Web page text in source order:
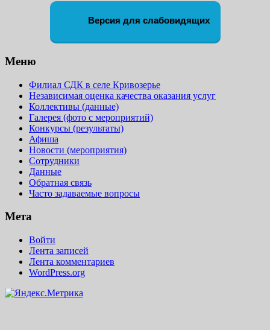
Версия для слабовидящих
Меню
Филиал СДК в селе Кривозерье
Независимая оценка качества оказания услуг
Коллективы (данные)
Галерея (фото с мероприятий)
Конкурсы (результаты)
Афиша
Новости (мероприятия)
Сотрудники
Данные
Обратная связь
Часто задаваемые вопросы
Мета
Войти
Лента записей
Лента комментариев
WordPress.org